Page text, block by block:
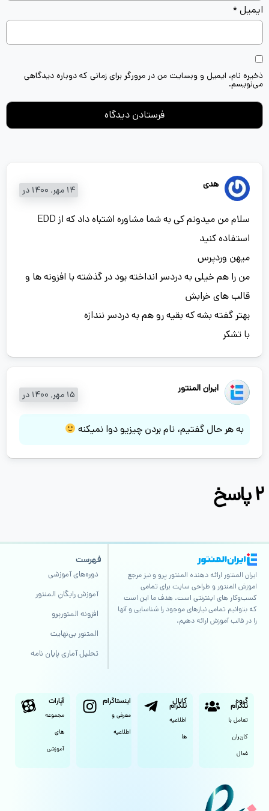
2 پاسخ
هدی
14 مهر, 1400 در
سلام من میدونم کی به شما مشاوره اشتباه داد که از EDD
استفاده کنید
میهن وردپرس
من را هم خیلی به دردسر انداخته بود در گذشته با افزونه ها و
قالب های خرابش
بهتر گفته بشه که بقیه رو هم به دردسر نندازه
با تشکر
ایران المنتور
15 مهر, 1400 در
به هر حال گفتیم، نام بردن چیزیو دوا نمیکنه
ایمیل*
ذخیره نام، ایمیل و وبسایت من در مرورگر برای زمانی که دوباره دیدگاهی
می‌نویسم.
ایران المنتور ارائه دهنده المنتور پرو و نیز مرجع
اموزش المنتور و طراحی سایت برای تمامی
کسب‌وکار های اینترنتی است. هدف ما این است
که بتوانیم تمامی نیازهای موجود را شناسایی و آنها
را در قالب آموزش ارائه دهیم.
فهرست
دوره‌های آموزشی
آموزش رایگان المنتور
افزونه المتورپرو
المتنور بی‌نهایت
تحلیل آماری پایان نامه
گروه
تلگرام
تعامل با
کاربران
فعال
کانال
تلگرام
اطلاعیه
ها
اینستاگرام
معرفی و
اطلاعیه
آپارات
مجموعه
های
آموزشی